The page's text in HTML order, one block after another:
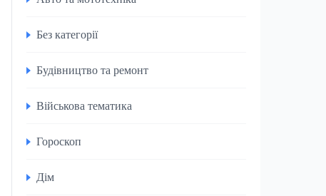
Без категорії
Будівництво та ремонт
Військова тематика
Гороскоп
Дім